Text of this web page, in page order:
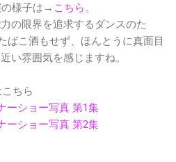
の様子は→ こちら。
の限界を追求するダンスのた
ばこ酒もせず、ほんとうに真面目
い雰囲気を感じますね。
ちら
ーショー写真 第1集
ーショー写真 第2集